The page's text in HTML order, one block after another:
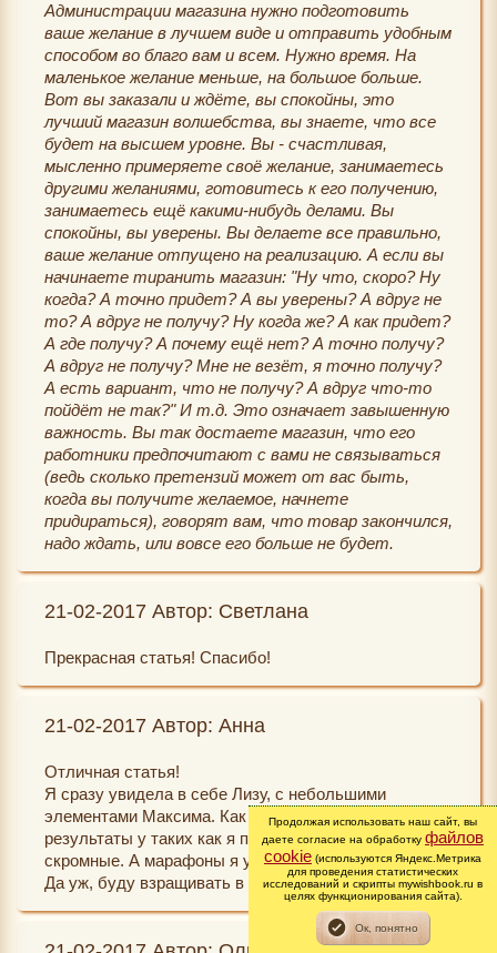
Администрации магазина нужно подготовить
ваше желание в лучшем виде и отправить удобным
способом во благо вам и всем. Нужно время. На
маленькое желание меньше, на большое больше.
Вот вы заказали и ждёте, вы спокойны, это
лучший магазин волшебства, вы знаете, что все
будет на высшем уровне. Вы - счастливая,
мысленно примеряете своё желание, занимаетесь
другими желаниями, готовитесь к его получению,
занимаетесь ещё какими-нибудь делами. Вы
спокойны, вы уверены. Вы делаете все правильно,
ваше желание отпущено на реализацию. А если вы
начинаете тиранить магазин: "Ну что, скоро? Ну
когда? А точно придет? А вы уверены? А вдруг не
то? А вдруг не получу? Ну когда же? А как придет?
А где получу? А почему ещё нет? А точно получу?
А вдруг не получу? Мне не везёт, я точно получу?
А есть вариант, что не получу? А вдруг что-то
пойдёт не так?" И т.д. Это означает завышенную
важность. Вы так достаете магазин, что его
работники предпочитают с вами не связываться
(ведь сколько претензий может от вас быть,
когда вы получите желаемое, начнете
придираться), говорят вам, что товар закончился,
надо ждать, или вовсе его больше не будет.
21-02-2017 Автор: Светлана
Прекрасная статья! Спасибо!
21-02-2017 Автор: Анна
Отличная статья!
Я сразу увидела в себе Лизу, с небольшими
элементами Максима. Как Светлана и пишет,
результаты у таких как я после марафонов ооочень
скромные. А марафоны я уже почти все прошла.
Да уж, буду взращивать в себе Аню:)
Продолжая использовать наш сайт, вы
даете согласие на обработку файлов
cookie (используются Яндекс.Метрика
для проведения статистических
исследований и скрипты mywishbook.ru в
целях функционирования сайта).